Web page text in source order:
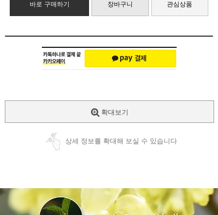
바로 구매하기 장바구니 관심상품
확대보기
상세 정보를 확대해 보실 수 있습니다